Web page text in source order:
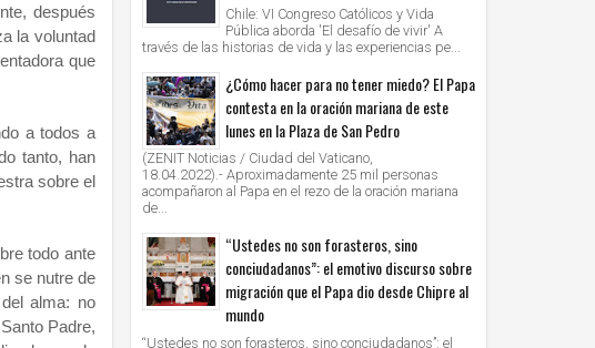
después
la voluntad
que
a todos a
tanto, han
sobre el
todo ante
se nutre de
alma: no
Padre,
Chile: VI Congreso Católicos y Vida
Pública aborda 'El desafío de vivir' A
través de las historias de vida y las experiencias pe...
¿Cómo hacer para no tener miedo? El Papa
contesta en la oración mariana de este
lunes en la Plaza de San Pedro
(ZENIT Noticias / Ciudad del Vaticano,
18.04.2022).- Aproximadamente 25 mil personas
acompañaron al Papa en el rezo de la oración mariana
de...
“Ustedes no son forasteros, sino
conciudadanos”: el emotivo discurso sobre
migración que el Papa dio desde Chipre al
mundo
“Ustedes no son forasteros, sino conciudadanos”: el